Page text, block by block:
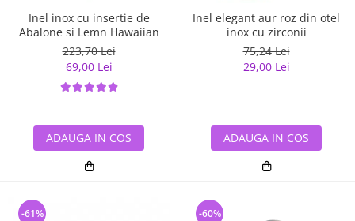
Inel inox cu insertie de
Abalone si Lemn Hawaiian
223,70 Lei
69,00 Lei
ADAUGA IN COS
Inel elegant aur roz din otel
inox cu zirconii
75,24 Lei
29,00 Lei
ADAUGA IN COS
-61% -60%